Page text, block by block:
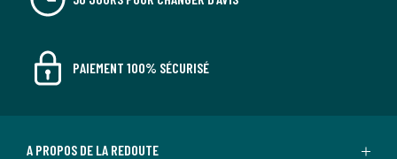
PAIEMENT 100% SÉCURISÉ
A PROPOS DE LA REDOUTE